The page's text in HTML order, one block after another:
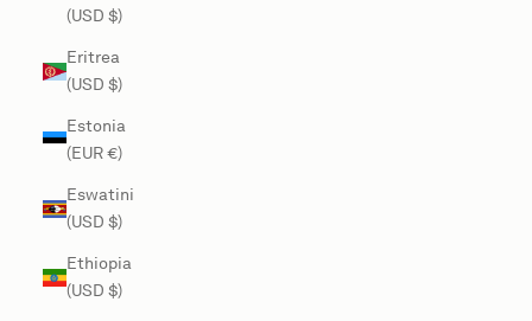
(USD $)
Eritrea
(USD $)
Estonia
(EUR €)
Eswatini
(USD $)
Ethiopia
(USD $)